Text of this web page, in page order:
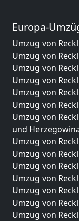
Europa-
Umzug von
Umzug von
Umzug von
Umzug von
Umzug von
Umzug von
Umzug von
und
Umzug von
Umzug von
Umzug von
Umzug von
Umzug von
Umzug von
Umzug von